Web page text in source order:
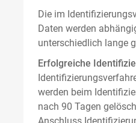
Die im
Daten werden
unterschiedlich lange
Erfolgreiche
werden beim
nach 90 Tagen